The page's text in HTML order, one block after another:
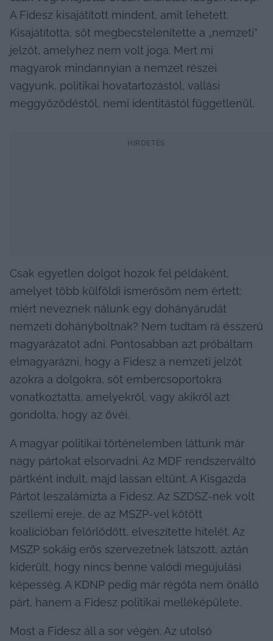
A Fidesz kisajátított mindent, amit lehetett.
Kisajátította, sőt megbecstelenítette a „nemzeti”
jelzőt, amelyhez nem volt joga. Mert mi
magyarok mindannyian a nemzet részei
vagyunk, politikai hovatartozástól, vallási
meggyőződéstől, nemi identitástól függetlenül.
HIRDETÉS
Csak egyetlen dolgot hozok fel példaként,
amelyet több külföldi ismerősöm nem értett:
miért neveznek nálunk egy dohányárudát
nemzeti dohányboltnak? Nem tudtam rá ésszerű
magyarázatot adni. Pontosabban azt próbáltam
elmagyarázni, hogy a Fidesz a nemzeti jelzőt
azokra a dolgokra, sőt embercsoportokra
vonatkoztatta, amelyekről, vagy akikről azt
gondolta, hogy az övéi.
A magyar politikai történelemben láttunk már
nagy pártokat elsorvadni. Az MDF rendszerváltó
pártként indult, majd lassan eltűnt. A Kisgazda
Pártot leszalámizta a Fidesz. Az SZDSZ-nek volt
szellemi ereje, de az MSZP-vel kötött
koalícióban felőrlődött, elveszítette hitelét. Az
MSZP sokáig erős szervezetnek látszott, aztán
kiderült, hogy nincs benne valódi megújulási
képesség. A KDNP pedig már régóta nem önálló
párt, hanem a Fidesz politikai melléképülete.
Most a Fidesz áll a sor végén. Az utolsó